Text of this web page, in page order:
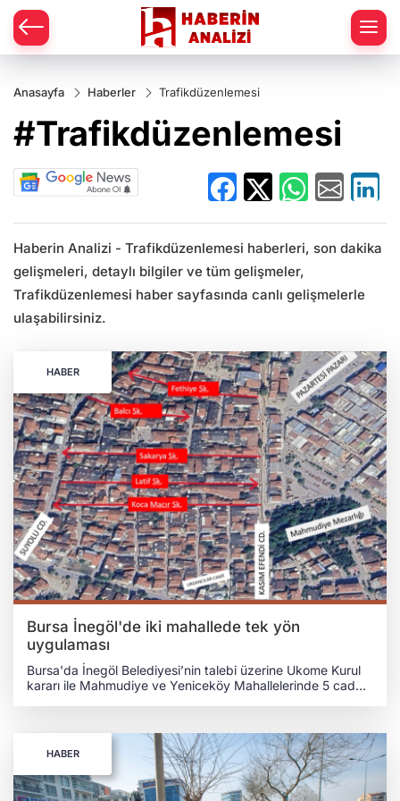
Anasayfa Haberler Trafikdüzenlemesi
#Trafikdüzenlemesi
Haberin Analizi - Trafikdüzenlemesi haberleri, son dakika
gelişmeleri, detaylı bilgiler ve tüm gelişmeler,
Trafikdüzenlemesi haber sayfasında canlı gelişmelerle
ulaşabilirsiniz.
HABER
Bursa İnegöl'de iki mahallede tek yön
uygulaması
Bursa'da İnegöl Belediyesi’nin talebi üzerine Ukome Kurul
kararı ile Mahmudiye ve Yeniceköy Mahallelerinde 5 cadde
düzenlenmesi adına bir dizi uygulamayı hayata geçiren
İnegöl Belediyesi, Bursa Büyükşehir Belediyesi Ulaşım
Koordinasyon Merkezi Kuruluna Mahmudiye Mahallesi’nde;
Balcı Sokak, Sakarya Sokak ve Koca Macır Sokak,
Yeniceköy Mahallesinde ise Rauf Denktaş Caddesi ile
HABER